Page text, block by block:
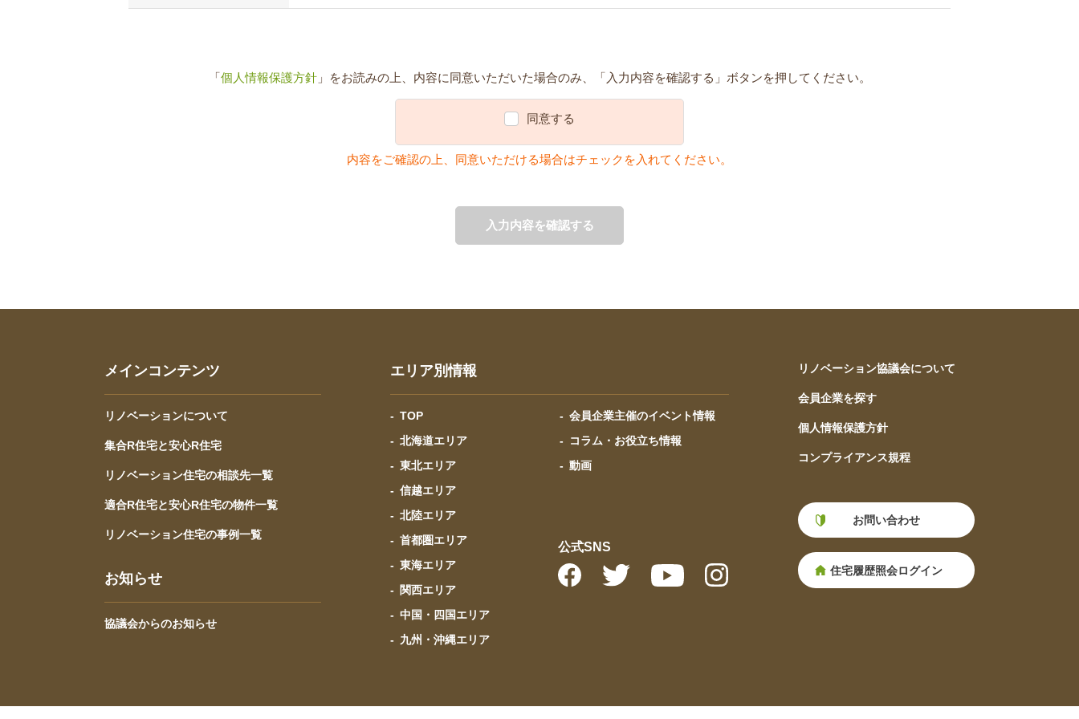
「個人情報保護方針」をお読みの上、内容に同意いただいた場合のみ、「入力内容を確認する」ボタンを押してください。
同意する
内容をご確認の上、同意いただける場合はチェックを入れてください。
入力内容を確認する
メインコンテンツ
リノベーションについて
集合R住宅と安心R住宅
リノベーション住宅の相談先一覧
適合R住宅と安心R住宅の物件一覧
リノベーション住宅の事例一覧
お知らせ
協議会からのお知らせ
エリア別情報
TOP
北海道エリア
東北エリア
信越エリア
北陸エリア
首都圏エリア
東海エリア
関西エリア
中国・四国エリア
九州・沖縄エリア
会員企業主催のイベント情報
コラム・お役立ち情報
動画
リノベーション協議会について
会員企業を探す
個人情報保護方針
コンプライアンス規程
お問い合わせ
住宅履歴照会ログイン
公式SNS